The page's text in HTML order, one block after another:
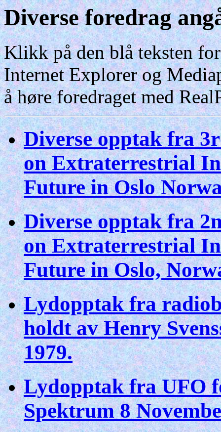
Diverse foredrag
Klikk på den blå teksten
Internet Explorer og
å høre foredraget med
Diverse opptak fra
on Extraterrestrial
Future in Oslo
Diverse opptak fra
on Extraterrestrial
Future in Oslo,
Lydopptak fra
holdt av Henry
1979.
Lydopptak fra UFO
Spektrum 8